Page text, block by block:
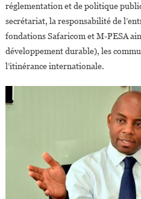
réglementation et de politique
secrétariat, la responsabilité de
fondations Safaricom et M-PESA
développement durable), les
l’itinérance internationale.